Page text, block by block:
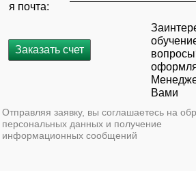
я почта:
Заказать счет
Вами
Отправляя заявку, вы соглашаетесь на
персональных данных и получение
информационных сообщений